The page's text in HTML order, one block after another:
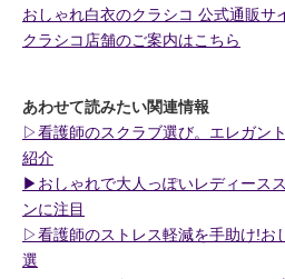
おしゃれ白衣のクラシコ 公式通販サ
クラシコ店舗のご案内はこちら
あわせて読みたい関連情報
▷看護師のスクラブ選び。エレガン
紹介
▶︎おしゃれで大人っぽいレディース
ンに注目
▷看護師のストレス軽減を手助け!お
選